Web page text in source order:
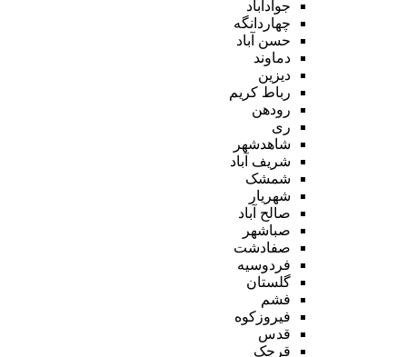
جوادآباد
چهاردانگه
حسن آباد
دماوند
دیزین
رباط کریم
رودهن
ری
شاهدشهر
شریف آباد
شمشک
شهریار
صالح آباد
صباشهر
صفادشت
فردوسیه
گلستان
فشم
فیروزکوه
قدس
قرچک